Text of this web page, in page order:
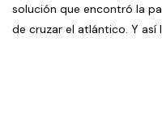
solución que encontró la
de cruzar el atlántico. Y así